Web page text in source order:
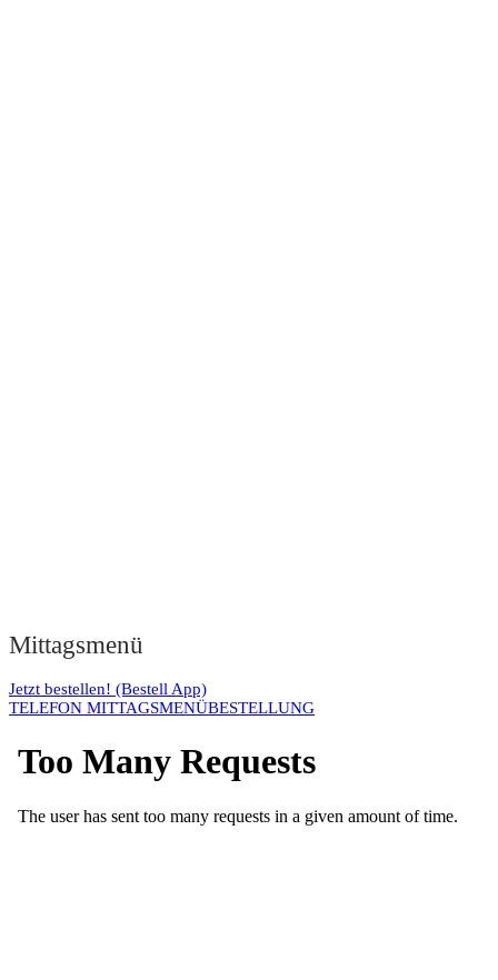
Mittagsmenü
Jetzt bestellen! (Bestell App)
TELEFON MITTAGSMENÜBESTELLUNG